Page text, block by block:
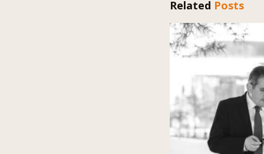
Related Posts